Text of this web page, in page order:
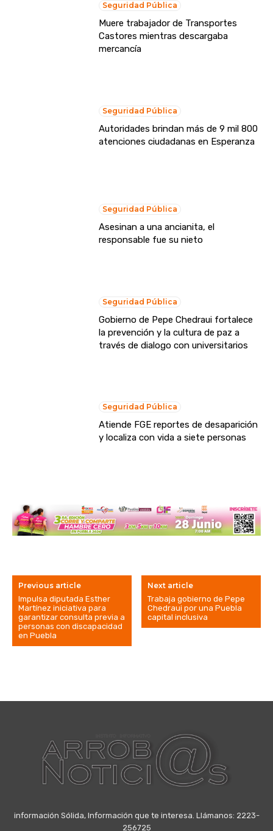
Seguridad Pública
Muere trabajador de Transportes
Castores mientras descargaba
mercancía
Seguridad Pública
Autoridades brindan más de 9 mil 800
atenciones ciudadanas en Esperanza
Seguridad Pública
Asesinan a una ancianita, el
responsable fue su nieto
Seguridad Pública
Gobierno de Pepe Chedraui fortalece
la prevención y la cultura de paz a
través de dialogo con universitarios
Seguridad Pública
Atiende FGE reportes de desaparición
y localiza con vida a siete personas
Previous article
Impulsa diputada Esther
Martínez iniciativa para
garantizar consulta previa a
personas con discapacidad
en Puebla
Next article
Trabaja gobierno de Pepe
Chedraui por una Puebla
capital inclusiva
información Sólida, Información que te interesa. Llámanos: 2223-
256725